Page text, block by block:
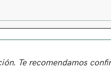
Te recomendamos